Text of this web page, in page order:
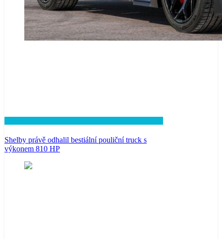
Shelby právě odhalil bestiální pouliční truck s
výkonem 810 HP